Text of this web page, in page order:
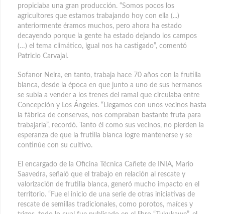
propiciaba una gran producción. “Somos pocos los
agricultores que estamos trabajando hoy con ella (...)
anteriormente éramos muchos, pero ahora ha estado
decayendo porque la gente ha estado dejando los campos
(…) el tema climático, igual nos ha castigado”, comentó
Patricio Carvajal.
Sofanor Neira, en tanto, trabaja hace 70 años con la frutilla
blanca, desde la época en que junto a uno de sus hermanos
se subía a vender a los trenes del ramal que circulaba entre
Concepción y Los Ángeles. “Llegamos con unos vecinos hasta
la fábrica de conservas, nos compraban bastante fruta para
trabajarla”, recordó. Tanto él como sus vecinos, no pierden la
esperanza de que la frutilla blanca logre mantenerse y se
continúe con su cultivo.
El encargado de la Oficina Técnica Cañete de INIA, Mario
Saavedra, señaló que el trabajo en relación al rescate y
valorización de frutilla blanca, generó mucho impacto en el
territorio. “Fue el inicio de una serie de otras iniciativas de
rescate de semillas tradicionales, como porotos, maíces y